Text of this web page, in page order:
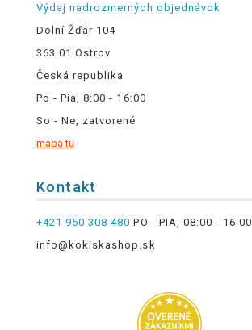
Výdaj nadrozmerných objednávok
Dolní Žďár 104
363 01 Ostrov
Česká republika
Po - Pia, 8:00 - 16:00
So - Ne, zatvorené
mapa tu
Kontakt
+421 950 308 480 PO - PIA, 08:00 - 16:00
info@kokiskashop.sk